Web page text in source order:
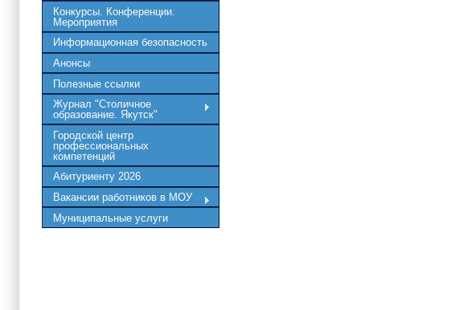
Конкурсы. Конференции.
Мероприятия
Информационная безопасность
Анонсы
Полезные ссылки
Журнал "Столичное
образование. Якутск"
Городской центр
профессиональных
компетенций
Абитуриенту 2026
Вакансии работников в МОУ
Муниципальные услуги